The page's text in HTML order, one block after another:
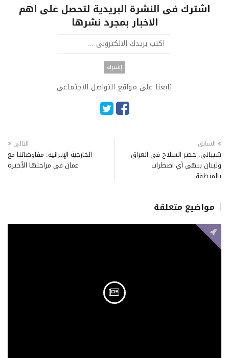
اشترك فى النشرة البريدية لتحصل على اهم
الاخبار بمجرد نشرها
تابعنا على مواقع التواصل الاجتماعى
السابق
شيباني: حصر السلاح في العراق
ولبنان ينهي أي اضطراب
بالمنطقة
التالى
الخارجية الإيرانية: مفاوضاتنا مع
عمان في مراحلها الأخيرة
مواضيع متعلقة